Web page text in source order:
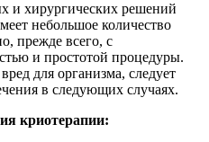
и хирургических решений
небольшое количество
прежде всего, с
и простотой процедуры.
для организма, следует
в следующих случаях.
криотерапии: